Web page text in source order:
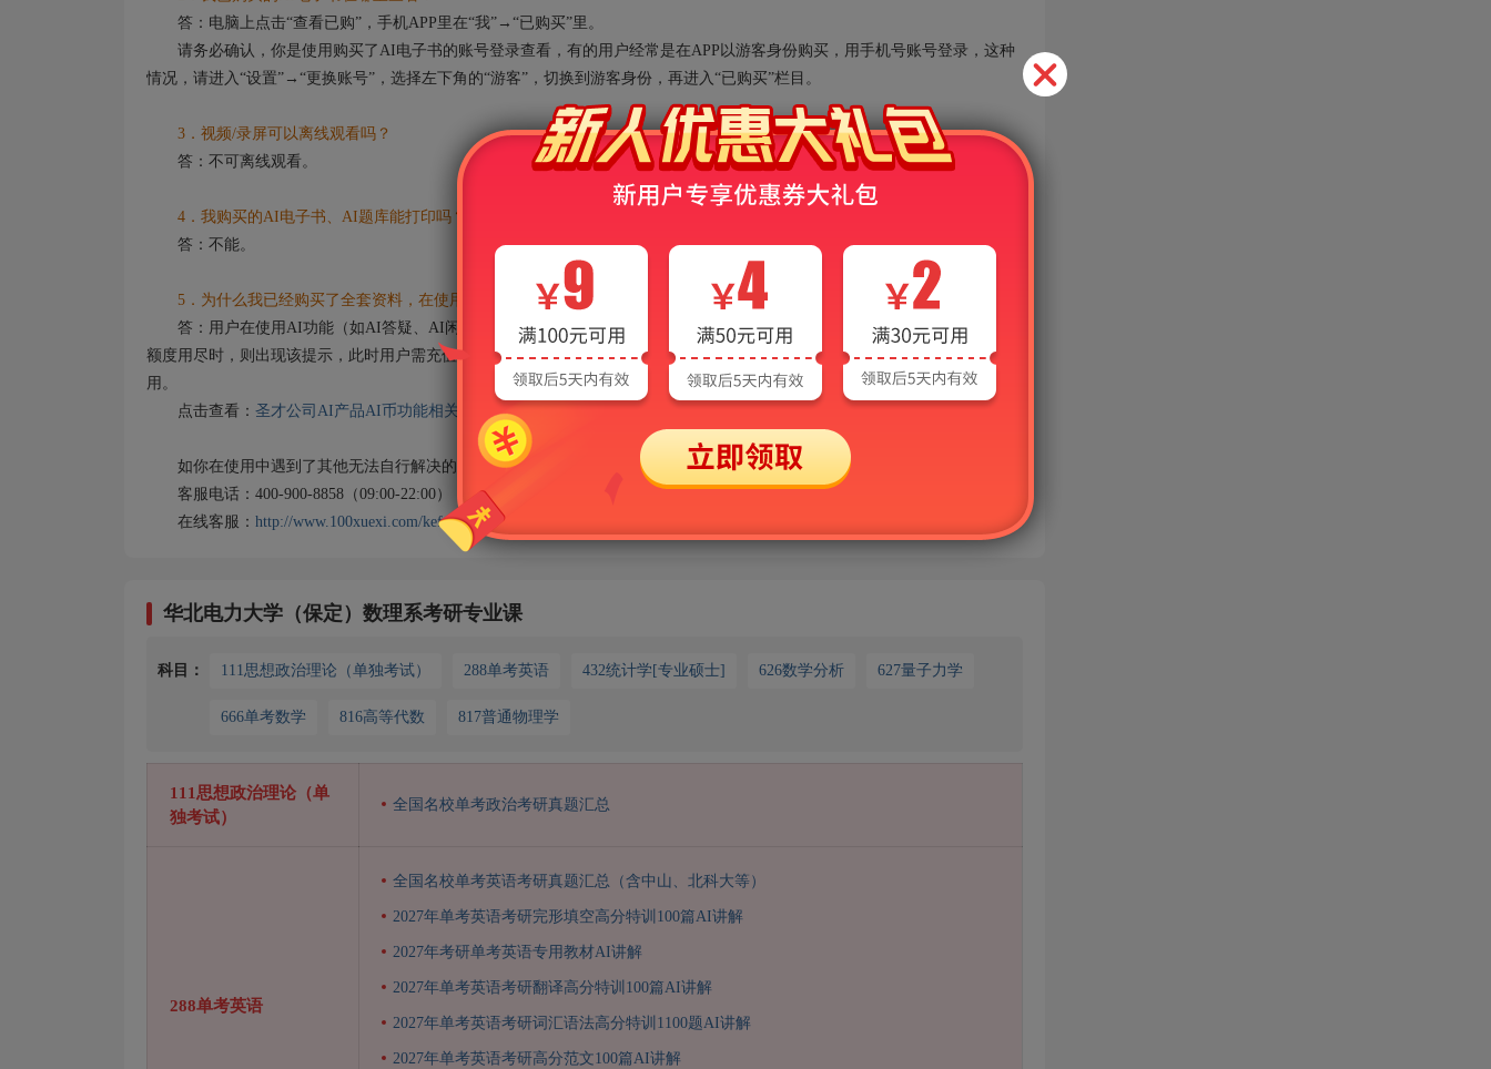
答：电脑上点击“查看已购”，手机APP里在“我”→“已购买”里。
请务必确认，你是使用购买了AI电子书的账号登录查看，有的用户经常是在APP以游客身份购买，用手机号账号登录，这种
情况，请进入“设置”→“更换账号”，选择左下角的“游客”，切换到游客身份，再进入“已购买”栏目。
3．视频/录屏可以离线观看吗？
答：不可离线观看。
4．我购买的AI电子书、AI题库能打印吗？
答：不能。
5．为什么我已经购买了全套资料，在使用AI功能的时候却提示“您的额度已用完，需充值后继续使用”？
答：用户在使用AI功能（如AI答疑、AI闲聊）的过程中，会消耗各种AI算力资源，系统会默认赠送一定的免费额度，当免费
额度用尽时，则出现该提示，此时用户需充值AI币后才可继续使用AI功能。需要说明的是，出现该提示并不会影响非AI功能的使
用。
点击查看： 圣才公司AI产品AI币功能相关说明
如你在使用中遇到了其他无法自行解决的问题，请联系客服：
客服电话：400-900-8858（09:00-22:00）
在线客服： http://www.100xuexi.com/kefu
华北电力大学（保定）数理系考研专业课
科目： 111思想政治理论（单独考试） 288单考英语 432统计学[专业硕士] 626数学分析 627量子力学
666单考数学 816高等代数 817普通物理学
111思想政治理论（单
独考试）
全国名校单考政治考研真题汇总
288单考英语
全国名校单考英语考研真题汇总（含中山、北科大等）
2027年单考英语考研完形填空高分特训100篇AI讲解
2027年考研单考英语专用教材AI讲解
2027年单考英语考研翻译高分特训100篇AI讲解
2027年单考英语考研词汇语法高分特训1100题AI讲解
2027年单考英语考研高分范文100篇AI讲解